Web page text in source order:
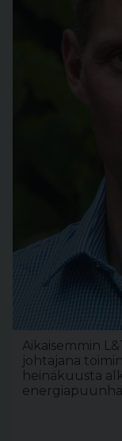
Aikaisemmin
johtajana
heinäkuusta